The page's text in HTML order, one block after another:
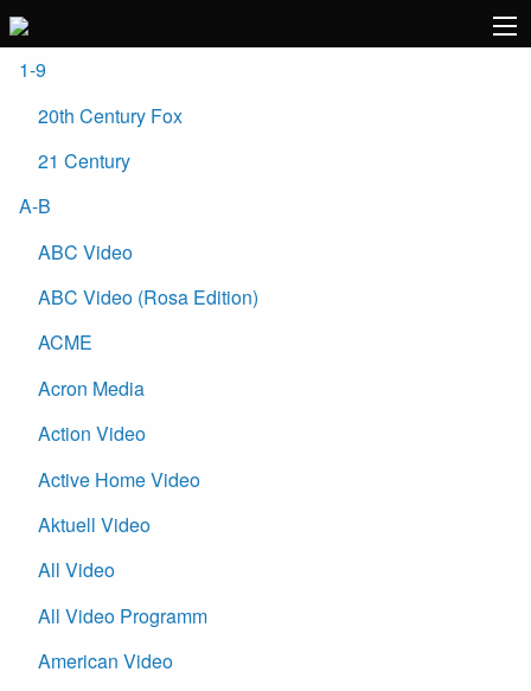
1-9
20th Century Fox
21 Century
A-B
ABC Video
ABC Video (Rosa Edition)
ACME
Acron Media
Action Video
Active Home Video
Aktuell Video
All Video
All Video Programm
American Video